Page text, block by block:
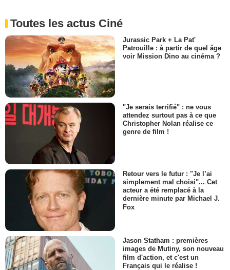
Toutes les actus Ciné
Jurassic Park + La Pat'
Patrouille : à partir de quel âge
voir Mission Dino au cinéma ?
"Je serais terrifié" : ne vous
attendez surtout pas à ce que
Christopher Nolan réalise ce
genre de film !
Retour vers le futur : "Je l’ai
simplement mal choisi"... Cet
acteur a été remplacé à la
dernière minute par Michael J.
Fox
Jason Statham : premières
images de Mutiny, son nouveau
film d'action, et c'est un
Français qui le réalise !